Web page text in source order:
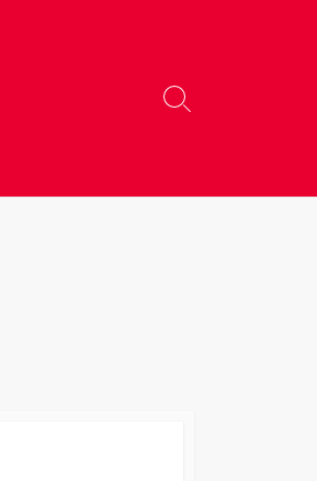
検
替